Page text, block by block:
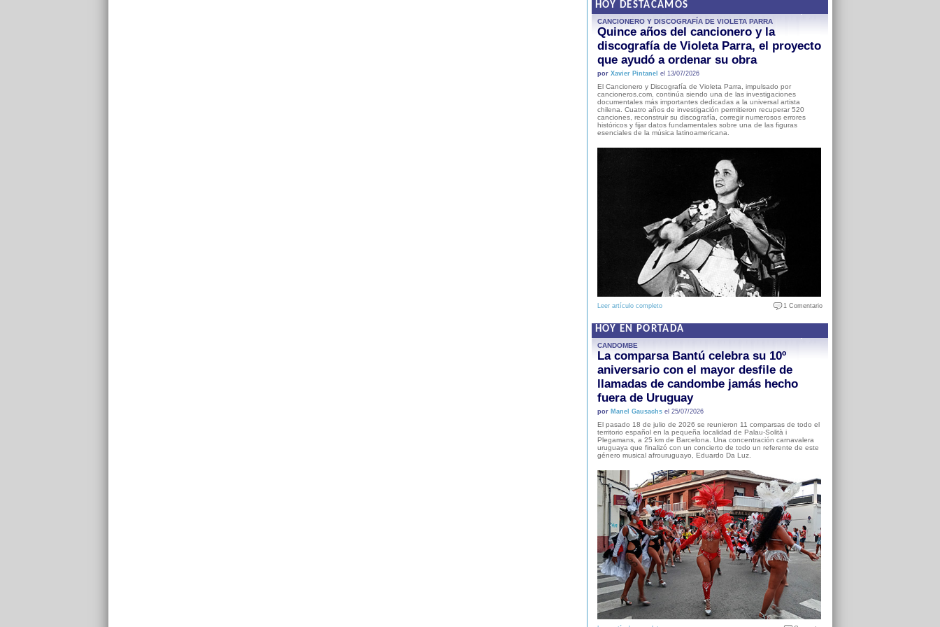
HOY DESTACAMOS
CANCIONERO Y DISCOGRAFÍA DE VIOLETA PARRA
Quince años del cancionero y la
discografía de Violeta Parra, el proyecto
que ayudó a ordenar su obra
por Xavier Pintanel el 13/07/2026
El Cancionero y Discografía de Violeta Parra, impulsado por
cancioneros.com, continúa siendo una de las investigaciones
documentales más importantes dedicadas a la universal artista
chilena. Cuatro años de investigación permitieron recuperar 520
canciones, reconstruir su discografía, corregir numerosos errores
históricos y fijar datos fundamentales sobre una de las figuras
esenciales de la música latinoamericana.
Leer artículo completo 1 Comentario
HOY EN PORTADA
CANDOMBE
La comparsa Bantú celebra su 10º
aniversario con el mayor desfile de
llamadas de candombe jamás hecho
fuera de Uruguay
por Manel Gausachsel 25/07/2026
El pasado 18 de julio de 2026 se reunieron 11 comparsas de todo el
territorio español en la pequeña localidad de Palau-Solità i
Plegamans, a 25 km de Barcelona. Una concentración carnavalera
uruguaya que finalizó con un concierto de todo un referente de este
género musical afrouruguayo, Eduardo Da Luz.